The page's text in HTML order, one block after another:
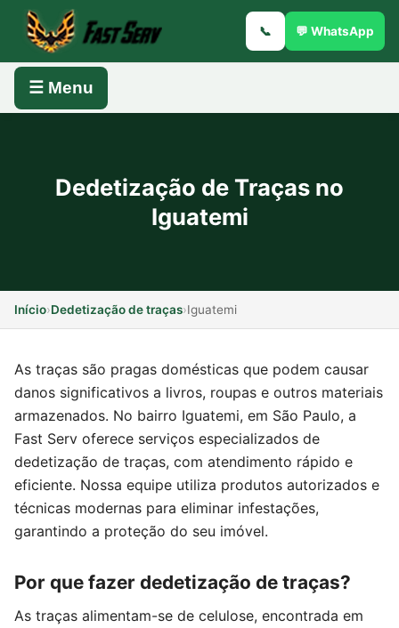
📞 💬 WhatsApp
☰ Menu
Dedetização de Traças no
Iguatemi
Início›Dedetização de traças›Iguatemi
As traças são pragas domésticas que podem causar
danos significativos a livros, roupas e outros materiais
armazenados. No bairro Iguatemi, em São Paulo, a
Fast Serv oferece serviços especializados de
dedetização de traças, com atendimento rápido e
eficiente. Nossa equipe utiliza produtos autorizados e
técnicas modernas para eliminar infestações,
garantindo a proteção do seu imóvel.
Por que fazer dedetização de traças?
As traças alimentam-se de celulose, encontrada em